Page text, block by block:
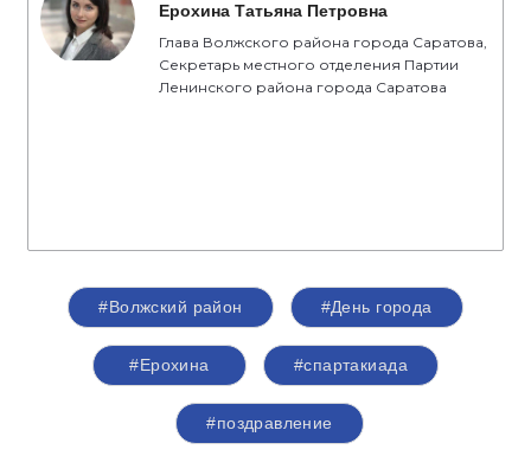
Ерохина Татьяна Петровна
Глава Волжского района города Саратова,
Секретарь местного отделения Партии
Ленинского района города Саратова
#Волжский район #День города
#Ерохина #спартакиада
#поздравление